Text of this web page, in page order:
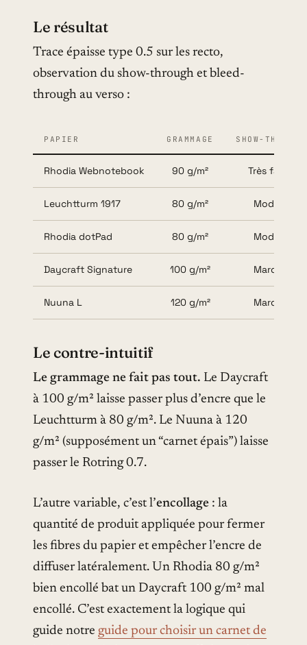
Le résultat
Trace épaisse type 0.5 sur les recto,
observation du show-through et bleed-
through au verso :
PAPIER GRAMMAGE SHOW-THROUGH
Rhodia Webnotebook 90 g/m² Très faible
Leuchtturm 1917 80 g/m² Modéré
Rhodia dotPad 80 g/m² Modéré
Daycraft Signature 100 g/m² Marqué
Nuuna L 120 g/m² Marqué
Le contre-intuitif
Le grammage ne fait pas tout. Le Daycraft
à 100 g/m² laisse passer plus d’encre que le
Leuchtturm à 80 g/m². Le Nuuna à 120
g/m² (supposément un “carnet épais”) laisse
passer le Rotring 0.7.
L’autre variable, c’est l’encollage : la
quantité de produit appliquée pour fermer
les fibres du papier et empêcher l’encre de
diffuser latéralement. Un Rhodia 80 g/m²
bien encollé bat un Daycraft 100 g/m² mal
encollé. C’est exactement la logique qui
guide notre guide pour choisir un carnet de